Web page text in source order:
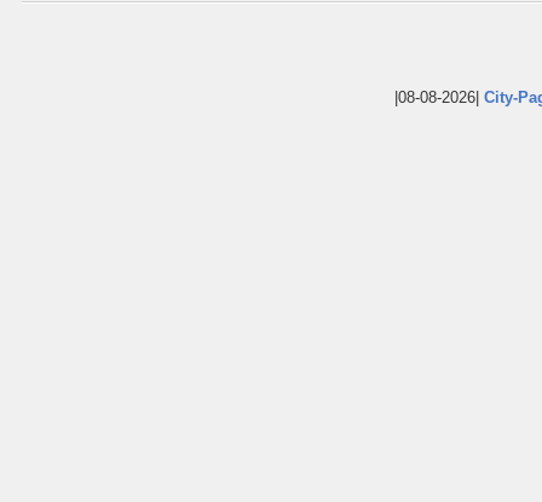
|08-08-2026| City-